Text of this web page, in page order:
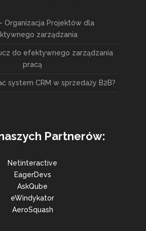
Organizacja Projektów dla
zarządzania
do efektywnego zarządzania
pracą
system CRM w sprzedaży B2B?
Partnerów:
Netinteractive
EagerDevs
AskQube
eWindykator
AeroSquash